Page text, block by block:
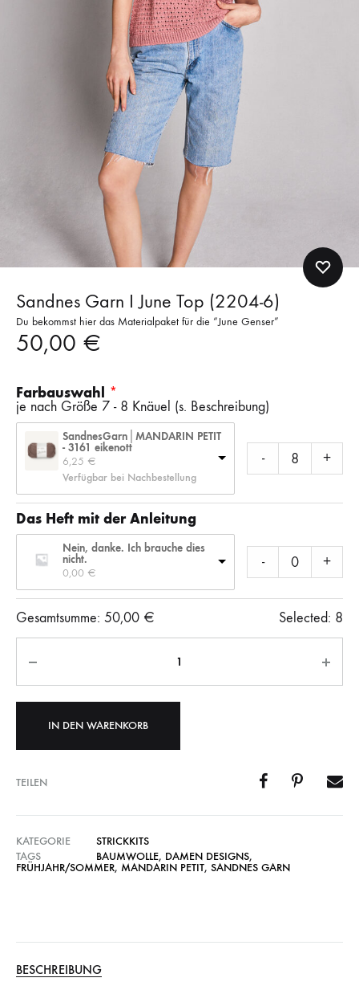
Sandnes Garn I June Top (2204-6)
Du bekommst hier das Materialpaket für die “June Genser”
50,00 €
Farbauswahl
je nach Größe 7 - 8 Knäuel (s. Beschreibung)
SandnesGarn│MANDARIN PETIT
- 3161 eikenott
6,25 €
Verfügbar bei Nachbestellung
- +
Das Heft mit der Anleitung
Nein, danke. Ich brauche dies
nicht.
0,00 €
- +
Gesamtsumme: 50,00 € Selected: 8
IN DEN WARENKORB
TEILEN
KATEGORIE
STRICKKITS
TAGS
BAUMWOLLE, DAMEN DESIGNS,
FRÜHJAHR/SOMMER, MANDARIN PETIT, SANDNES GARN
BESCHREIBUNG